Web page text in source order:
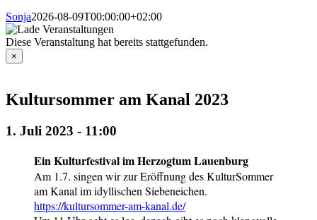
Sonja2026-08-09T00:00:00+02:00
Diese Veranstaltung hat bereits stattgefunden.
×
Kultursommer am Kanal 2023
1. Juli 2023 - 11:00
Ein Kulturfestival im Herzogtum Lauenburg
Am 1.7. singen wir zur Eröffnung des KulturSommer
am Kanal im idyllischen Siebeneichen.
https://kultursommer-am-kanal.de/